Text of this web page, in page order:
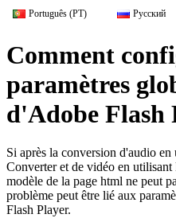
Português (PT)
Русский
Comment
paramètres
d'Adobe Flash
Si après la conversion d'audio
Converter et de vidéo en
modèle de la page html ne peut
problème peut être lié aux
Flash Player.